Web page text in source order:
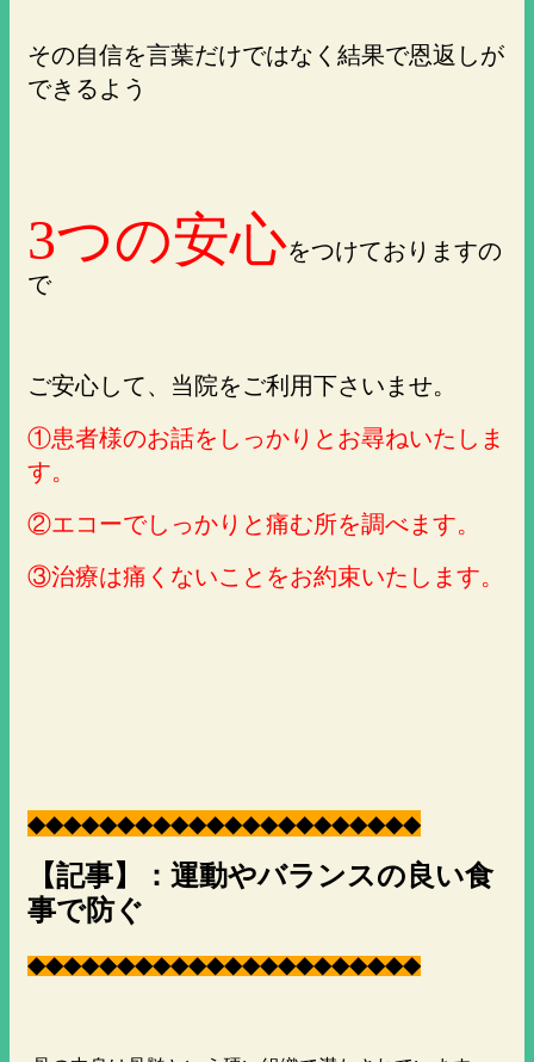
その自信を言葉だけではなく結果で恩返しが
できるよう
3つの安心をつけておりますの
で
ご安心して、当院をご利用下さいませ。
①患者様のお話をしっかりとお尋ねいたしま
す。
②エコーでしっかりと痛む所を調べます。
③治療は痛くないことをお約束いたします。
◆◆◆◆◆◆◆◆◆◆◆◆◆◆◆◆◆◆◆◆◆◆
【記事】：運動やバランスの良い食
事で防ぐ
◆◆◆◆◆◆◆◆◆◆◆◆◆◆◆◆◆◆◆◆◆◆